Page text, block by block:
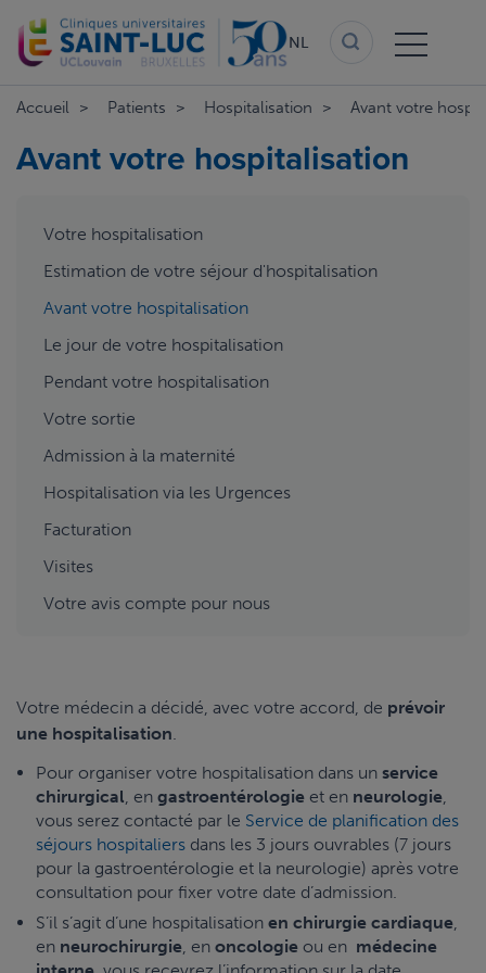
en
naar
inhoud
NL
Accueil Patients Hospitalisation Avant votre
Avant votre hospitalisation
aside
Votre hospitalisation
Estimation de votre séjour d'hospitalisation
Avant votre hospitalisation
Le jour de votre hospitalisation
Pendant votre hospitalisation
Votre sortie
Admission à la maternité
Hospitalisation via les Urgences
Facturation
Visites
Votre avis compte pour nous
Votre médecin a décidé, avec votre accord, de prévoir
une hospitalisation
Pour organiser votre hospitalisation dans un service
chirurgical , en gastroentérologie et en neurologie
vous serez contacté par le Service de planification des
séjours hospitaliers dans les 3 jours ouvrables (7 jours
pour la gastroentérologie et la neurologie) après votre
consultation pour fixer votre date d’admission.
S’il s’agit d’une hospitalisation en chirurgie cardiaque
en neurochirurgie , en oncologie ou en médecine